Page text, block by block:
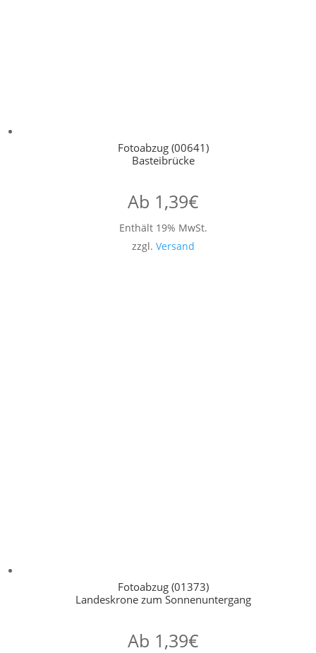
Fotoabzug (00641)
Basteibrücke
Ab 1,39€
Enthält 19% MwSt.
zzgl. Versand
Fotoabzug (01373)
Landeskrone zum Sonnenuntergang
Ab 1,39€